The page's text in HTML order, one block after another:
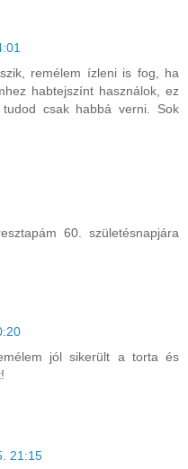
remélem ízleni is fog, ha
habtejszínt használok, ez
csak habbá verni. Sok
60. születésnapjára
jól sikerült a torta és
21:15